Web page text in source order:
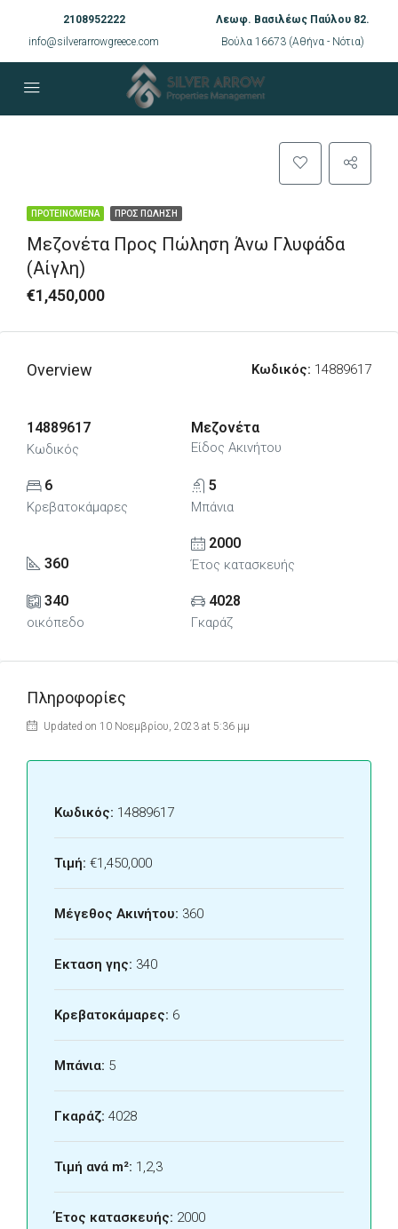
2108952222
info@silverarrowgreece.com
Λεωφ. Βασιλέως Παύλου 82.
Βούλα 16673 (Αθήνα - Νότια)
ΠΡΟΤΕΙΝΌΜΕΝΑ ΠΡΟΣ ΠΏΛΗΣΗ
Μεζονέτα Προς Πώληση Άνω Γλυφάδα
(Αίγλη)
€1,450,000
Overview Κωδικός: 14889617
14889617
Κωδικός
Μεζονέτα
Είδος Ακινήτου
6
Κρεβατοκάμαρες
5
Μπάνια
360
2000
Έτος κατασκευής
340
οικόπεδο
4028
Γκαράζ
Πληροφορίες
Updated on 10 Νοεμβρίου, 2023 at 5:36 μμ
Κωδικός: 14889617
Τιμή: €1,450,000
Μέγεθος Ακινήτου: 360
Εκταση γης: 340
Κρεβατοκάμαρες: 6
Μπάνια: 5
Γκαράζ: 4028
Τιμή ανά m²: 1,2,3
Έτος κατασκευής: 2000